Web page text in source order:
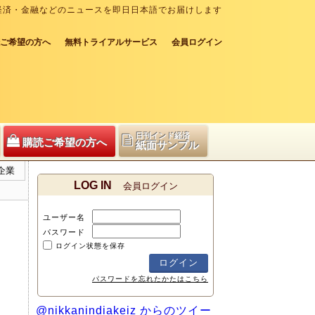
・金融などのニュースを即日日本語でお届けします
希望の方へ 無料トライアルサービス 会員ログイン
購読ご希望の方へ
日刊インド経済
紙面サンプル
業
LOG IN 会員ログイン
ユーザー名
パスワード
ログイン状態を保存
パスワードを忘れたかたはこちら
@nikkanindiakeiz からのツイー